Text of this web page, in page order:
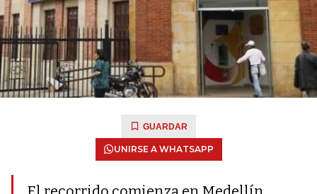
GUARDAR
UNIRSE A WHATSAPP